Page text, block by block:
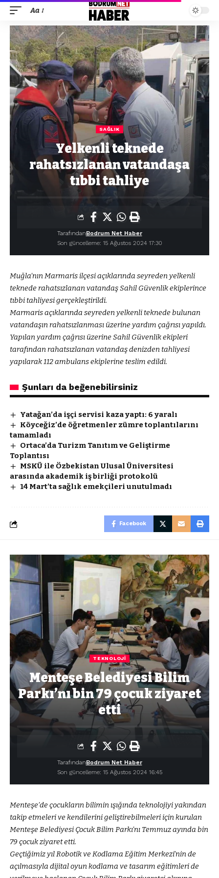
Aa
SAĞLIK
Yelkenli teknede
rahatsızlanan vatandaşa
tıbbi tahliye
Son güncelleme: 15 Ağustos 2024 17:30
TarafındanBodrum Net Haber
Muğla’nın Marmaris ilçesi açıklarında seyreden yelkenli
teknede rahatsızlanan vatandaş Sahil Güvenlik ekiplerince
tıbbi tahliyesi gerçekleştirildi.
Marmaris açıklarında seyreden yelkenli teknede bulunan
vatandaşın rahatsızlanması üzerine yardım çağrısı yapıldı.
Yapılan yardım çağrısı üzerine Sahil Güvenlik ekipleri
tarafından rahatsızlanan vatandaş denizden tahliyesi
yapılarak 112 ambulans ekiplerine teslim edildi.
Şunları da beğenebilirsiniz
Yatağan’da işçi servisi kaza yaptı: 6 yaralı
Köyceğiz’de öğretmenler zümre toplantılarını
tamamladı
Ortaca’da Turizm Tanıtım ve Geliştirme
Toplantısı
MSKÜ ile Özbekistan Ulusal Üniversitesi
arasında akademik iş birliği protokolü
14 Mart’ta sağlık emekçileri unutulmadı
Facebook
TEKNOLOJI
Menteşe Belediyesi Bilim
Parkı’nı bin 79 çocuk ziyaret
etti
Son güncelleme: 15 Ağustos 2024 16:45
TarafındanBodrum Net Haber
Menteşe’de çocukların bilimin ışığında teknolojiyi yakından
takip etmeleri ve kendilerini geliştirebilmeleri için kurulan
Menteşe Belediyesi Çocuk Bilim Parkı’nı Temmuz ayında bin
79 çocuk ziyaret etti.
Geçtiğimiz yıl Robotik ve Kodlama Eğitim Merkezi’nin de
açılmasıyla dijital oyun kodlama ve tasarım eğitimleri de